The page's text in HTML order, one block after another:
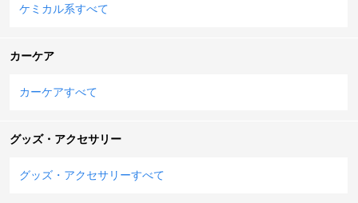
ケミカル系すべて
カーケア
カーケアすべて
グッズ・アクセサリー
グッズ・アクセサリーすべて